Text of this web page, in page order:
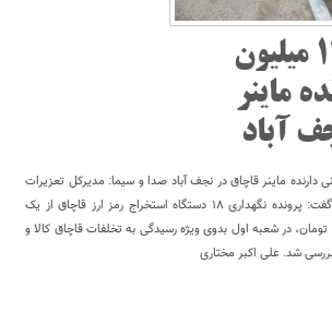
مجازات ۱۲۶ میلیون
ماینر
آباد
تومانی دارنده ماینر قاچاق در نجف آباد صدا و سیما: مدیرکل تعزیرات
حکومتی استان اصفهان گفت: پرونده نگهداری ۱۸ دستگاه استخراج رمز ارز قاچاق از یک
۱۲۶ میلیون تومان، در شعبه اول بدوی ویژه رسیدگی به تخلفات قاچاق کالا و
شد. علی اکبر مختاری